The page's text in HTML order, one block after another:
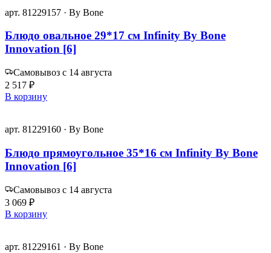
арт. 81229157 · By Bone
Блюдо овальное 29*17 см Infinity By Bone
Innovation [6]
Самовывоз с 14 августа
2 517 ₽
В корзину
арт. 81229160 · By Bone
Блюдо прямоугольное 35*16 см Infinity By Bone
Innovation [6]
Самовывоз с 14 августа
3 069 ₽
В корзину
арт. 81229161 · By Bone